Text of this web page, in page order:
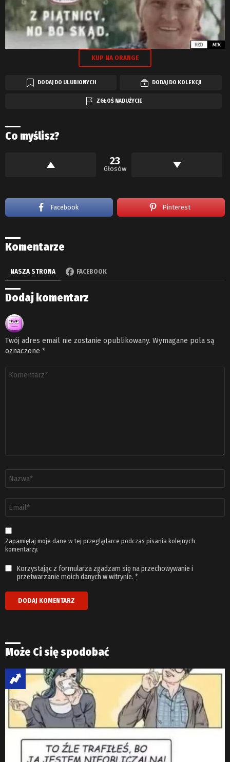
KUP NA ORANGE
DODAJ DO ULUBIONYCH DODAJ DO KOLEKCJI
ZGŁOŚ NADUŻYCIE
Co myślisz?
23
Głosów
Facebook Pinterest
Komentarze
NASZA STRONA FACEBOOK
Dodaj komentarz
Twój adres email nie zostanie opublikowany. Wymagane pola są
oznaczone *
Komentarz
email
*
Zapamiętaj moje dane w tej przeglądarce podczas pisania kolejnych
komentarzy.
Korzystając z formularza zgadzam się na przechowywanie i
przetwarzanie moich danych w witrynie. *
Może Ci się spodobać